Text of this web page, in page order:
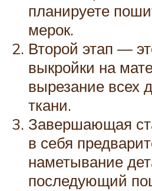
планируете
мерок.
Второй этап —
выкройки на
вырезание всех
ткани.
Завершающая
в себя
наметывание
последующий